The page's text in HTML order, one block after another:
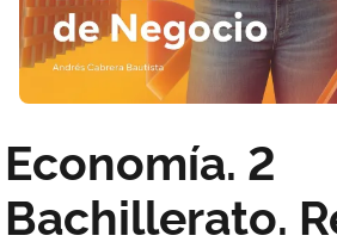
Economía. 2
Bachillerato.